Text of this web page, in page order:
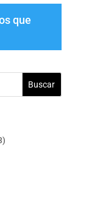
que
Buscar
13